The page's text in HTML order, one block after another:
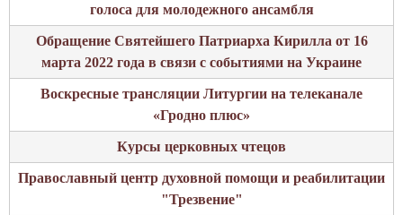
голоса для молодежного ансамбля
Обращение Святейшего Патриарха Кирилла от 16
марта 2022 года в связи с событиями на Украине
Воскресные трансляции Литургии на телеканале
«Гродно плюс»
Курсы церковных чтецов
Православный центр духовной помощи и реабилитации
"Трезвение"